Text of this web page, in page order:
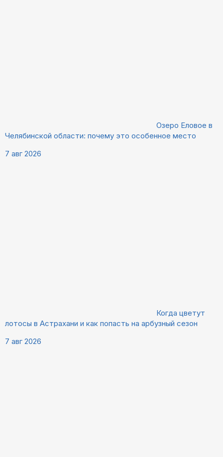
Озеро Еловое в
Челябинской области: почему это особенное место
7 авг 2026
Когда цветут
лотосы в Астрахани и как попасть на арбузный сезон
7 авг 2026